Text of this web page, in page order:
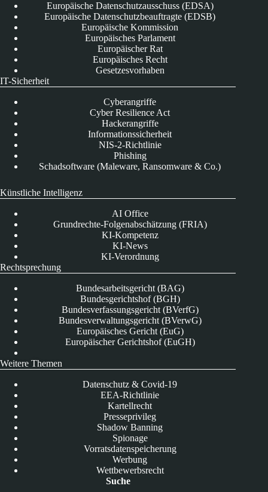
Europäische Datenschutzausschuss (EDSA)
Europäische Datenschutzbeauftragte (EDSB)
Europäische Kommission
Europäisches Parlament
Europäischer Rat
Europäisches Recht
Gesetzesvorhaben
IT-Sicherheit
Cyberangriffe
Cyber Resilience Act
Hackerangriffe
Informationssicherheit
NIS-2-Richtlinie
Phishing
Schadsoftware (Maleware, Ransomware & Co.)
Künstliche Intelligenz
AI Office
Grundrechte-Folgenabschätzung (FRIA)
KI-Kompetenz
KI-News
KI-Verordnung
Rechtsprechung
Bundesarbeitsgericht (BAG)
Bundesgerichtshof (BGH)
Bundesverfassungsgericht (BVerfG)
Bundesverwaltungsgericht (BVerwG)
Europäisches Gericht (EuG)
Europäischer Gerichtshof (EuGH)
Weitere Themen
Datenschutz & Covid-19
EEA-Richtlinie
Kartellrecht
Presseprivileg
Shadow Banning
Spionage
Vorratsdatenspeicherung
Werbung
Wettbewerbsrecht
Suche